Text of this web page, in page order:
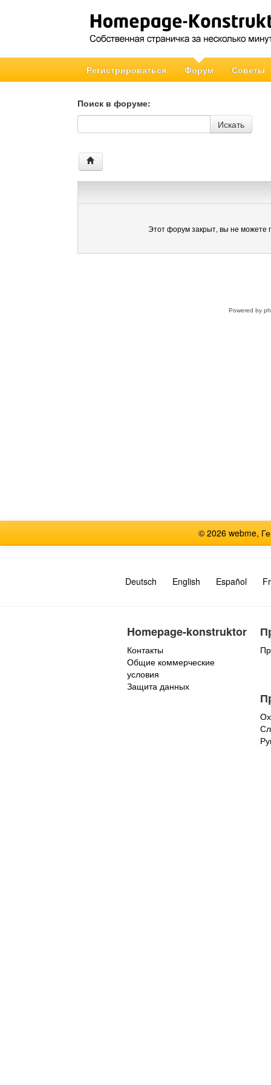
Регистрироваться Форум Советы
Поиск в форуме:
Поиск в форуме
Искать
Этот форум закрыт, вы не можете
Powered by
© 2026 webme,
Deutsch English Español
Homepage-konstruktor
Контакты
Общие коммерческие
условия
Защита данных